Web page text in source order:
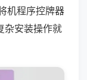
机程序控牌器
杂安装操作就